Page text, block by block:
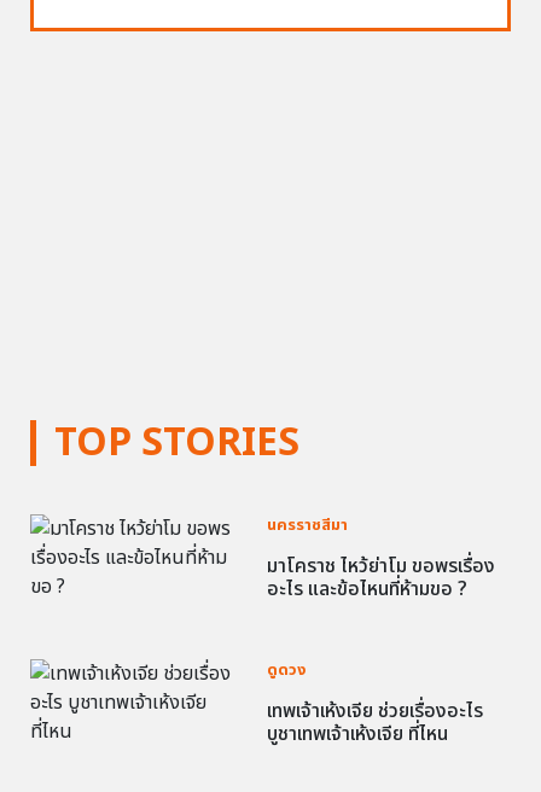
TOP STORIES
นครราชสีมา
มาโคราช ไหว้ย่าโม ขอพรเรื่อง
อะไร และข้อไหนที่ห้ามขอ ?
ดูดวง
เทพเจ้าเห้งเจีย ช่วยเรื่องอะไร
บูชาเทพเจ้าเห้งเจีย ที่ไหน